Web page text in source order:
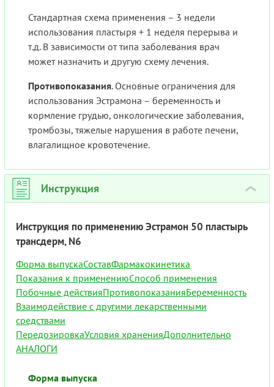
Стандартная схема применения – 3 недели
использования пластыря + 1 неделя перерыва и
т.д. В зависимости от типа заболевания врач
может назначить и другую схему лечения.
Противопоказания. Основные ограничения для
использования Эстрамона – беременность и
кормление грудью, онкологические заболевания,
тромбозы, тяжелые нарушения в работе печени,
влагалищное кровотечение.
Инструкция ›
Инструкция по применению Эстрамон 50 пластырь
трансдерм, N6
Форма выпускаСоставФармакокинетика
Показания к применениюСпособ применения
Побочные действияПротивопоказанияБеременность
Взаимодействие с другими лекарственными
средствами
ПередозировкаУсловия храненияДополнительно
АНАЛОГИ
Форма выпуска